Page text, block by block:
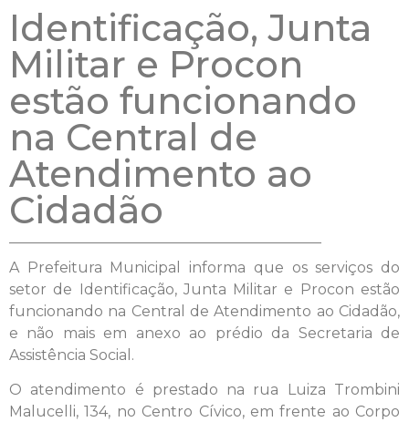
Identificação, Junta
Militar e Procon
estão funcionando
na Central de
Atendimento ao
Cidadão
A Prefeitura Municipal informa que os serviços do
setor de Identificação, Junta Militar e Procon estão
funcionando na Central de Atendimento ao Cidadão,
e não mais em anexo ao prédio da Secretaria de
Assistência Social.
O atendimento é prestado na rua Luiza Trombini
Malucelli, 134, no Centro Cívico, em frente ao Corpo